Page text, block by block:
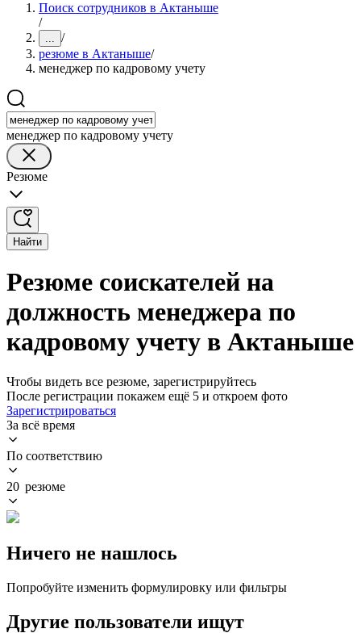
Поиск сотрудников в Актаныше
/
... /
резюме в Актаныше/
менеджер по кадровому учету
менеджер по кадровому учету
Резюме
Найти
Резюме соискателей на
должность менеджера по
кадровому учету в Актаныше
Чтобы видеть все резюме, зарегистрируйтесь
После регистрации покажем ещё 5 и откроем фото
Зарегистрироваться
За всё время
По соответствию
20 резюме
Ничего не нашлось
Попробуйте изменить формулировку или фильтры
Другие пользователи ищут